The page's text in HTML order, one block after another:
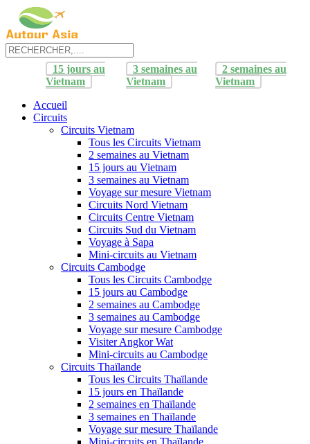
15 jours au
Vietnam
3 semaines au
Vietnam
2 semaines au
Vietnam
Accueil
Circuits
Circuits Vietnam
Tous les Circuits Vietnam
2 semaines au Vietnam
15 jours au Vietnam
3 semaines au Vietnam
Voyage sur mesure Vietnam
Circuits Nord Vietnam
Circuits Centre Vietnam
Circuits Sud du Vietnam
Voyage à Sapa
Mini-circuits au Vietnam
Circuits Cambodge
Tous les Circuits Cambodge
15 jours au Cambodge
2 semaines au Cambodge
3 semaines au Cambodge
Voyage sur mesure Cambodge
Visiter Angkor Wat
Mini-circuits au Cambodge
Circuits Thaïlande
Tous les Circuits Thaïlande
15 jours en Thaïlande
2 semaines en Thaïlande
3 semaines en Thaïlande
Voyage sur mesure Thaïlande
Mini-circuits en Thaïlande